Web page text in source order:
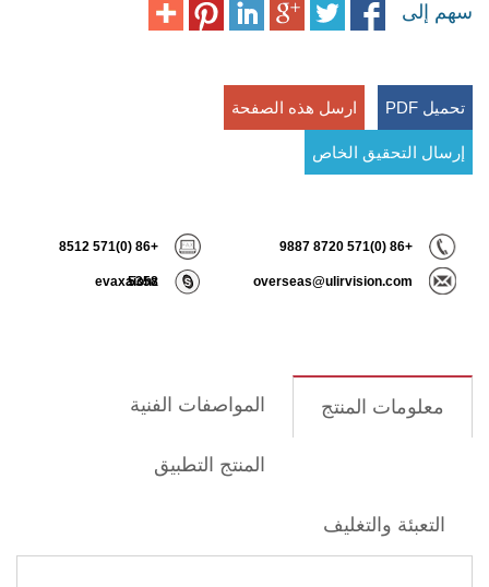
سهم إلى
تحميل PDF ارسل هذه الصفحة
إرسال التحقيق الخاص
+86 (0)571 8720 9887
+86 (0)571 8512
5358 overseas@ulirvision.com
evaxaiohz
معلومات المنتج المواصفات الفنية
المنتج التطبيق
التعبئة والتغليف